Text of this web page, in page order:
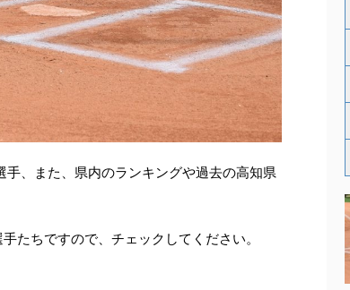
、また、県内のランキングや過去の高知県
たちですので、チェックしてください。